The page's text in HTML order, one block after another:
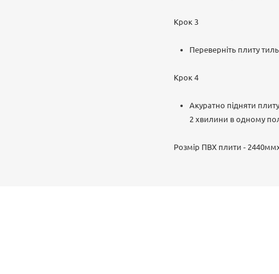
Крок 3
Переверніть плиту
Крок 4
Акуратно підняти
2 хвилини в одному
Розмір ПВХ плити -